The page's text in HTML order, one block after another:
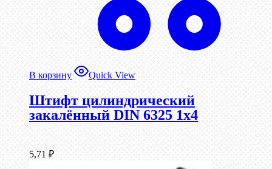
В корзину Quick View
Штифт цилиндрический
закалённый DIN 6325 1х4
5,71 ₽